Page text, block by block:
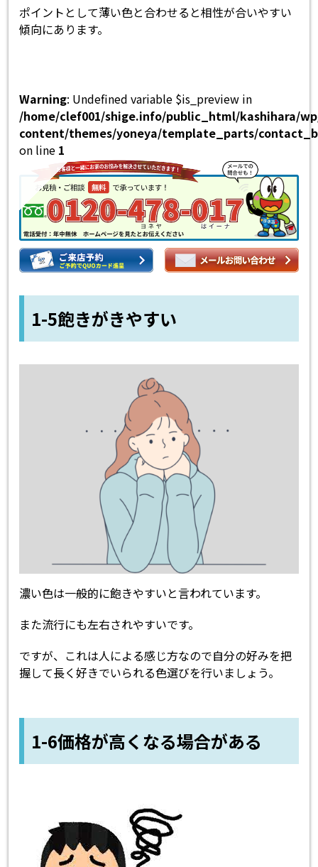
ポイントとして薄い色と合わせると相性が合いやすい
傾向にあります。
Warning: Undefined variable $is_preview in
/home/clef001/shige.info/public_html/kashihara/
content/themes/yoneya/template_parts/
on line 1
1-5飽きがきやすい
濃い色は一般的に飽きやすいと言われています。
また流行にも左右されやすいです。
ですが、これは人による感じ方なので自分の好みを把
握して長く好きでいられる色選びを行いましょう。
1-6価格が高くなる場合がある